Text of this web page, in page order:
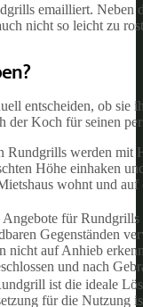
emailliert. Neben
nicht so leicht zu
entscheiden, ob sie
Koch für seinen
Rundgrills werden mit
Höhe einhaken
wohnt und
für
Gegenständen
nicht auf Anhieb
und nach
ist die ideale
für die Nutzung